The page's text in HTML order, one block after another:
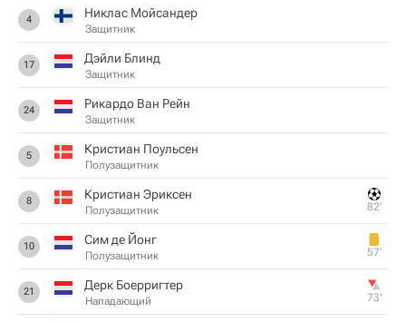
4 Никлас Мойсандер
Защитник
17 Дэйли Блинд
Защитник
24 Рикардо Ван Рейн
Защитник
5 Кристиан Поульсен
Полузащитник
8 Кристиан Эриксен
Полузащитник 82‎’‎
10 Сим де Йонг
Полузащитник 57‎’‎
21 Дерк Боерригтер
Нападающий 73‎’‎